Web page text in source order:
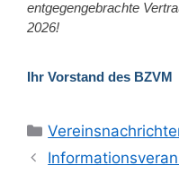
entgegengebrachte
2026!
Ihr Vorstand des BZVM
Kategorien